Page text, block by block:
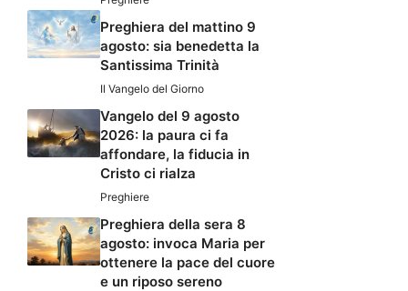
Preghiera del mattino 9
agosto: sia benedetta la
Santissima Trinità
Il Vangelo del Giorno
Vangelo del 9 agosto
2026: la paura ci fa
affondare, la fiducia in
Cristo ci rialza
Preghiere
Preghiera della sera 8
agosto: invoca Maria per
ottenere la pace del cuore
e un riposo sereno